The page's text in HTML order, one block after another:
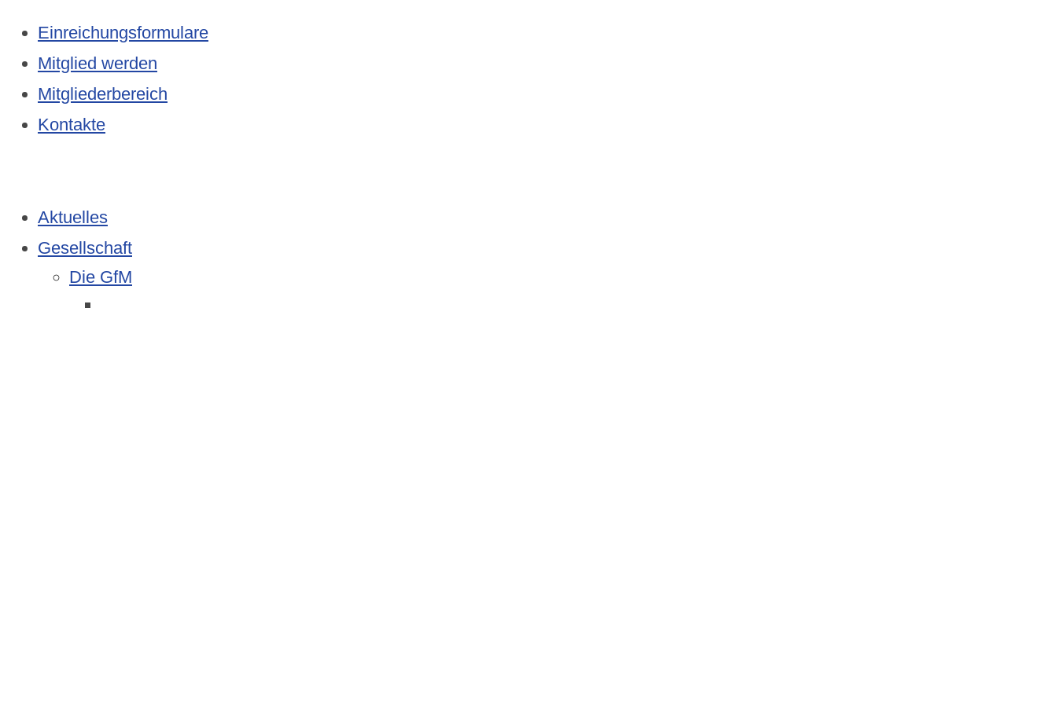
Einreichungsformulare
Mitglied werden
Mitgliederbereich
Kontakte
Aktuelles
Gesellschaft
Die GfM